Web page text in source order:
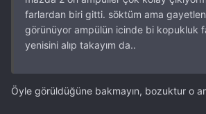
farlardan biri gitti. söktüm ama
görünüyor ampülün icinde bi kopukluk
yenisini alıp takayım da..
Öyle görüldüğüne bakmayın, bozuktur o